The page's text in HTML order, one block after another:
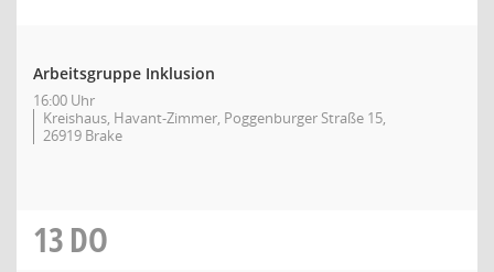
Arbeitsgruppe Inklusion
16:00 Uhr
Kreishaus, Havant-Zimmer, Poggenburger Straße 15,
26919 Brake
13DO